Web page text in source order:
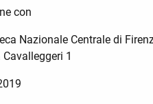
con
Nazionale Centrale di
1